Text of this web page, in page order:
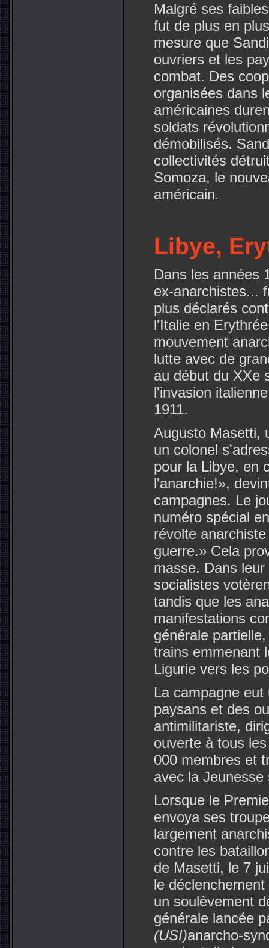
Malgré ses
fut de plus en
mesure que
ouvriers et les
combat. Des
organisées dans
américaines
soldats
démobilisés.
collectivités
Somoza, le
américain.
Libye,
Dans les années
ex-anarchistes...
plus déclarés
l'Italie en
mouvement
lutte avec de
au début du XXe
l'invasion
1911.
Augusto Masetti,
un colonel
pour la Libye, en
l'anarchie!»,
campagnes. Le
numéro spécial
révolte
guerre.» Cela
masse. Dans
socialistes
tandis que les
manifestations
générale
trains emmenant
Ligurie vers les
La campagne
paysans et des
antimilitariste,
ouverte à tous
000 membres et
avec la Jeunesse
Lorsque le
envoya ses
largement
contre les
de Masetti, le 7
le
un soulèvement
générale lancée
(USI)anarcho-